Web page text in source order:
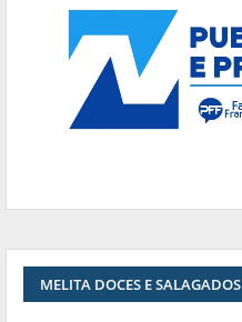
MELITA DOCES E SALAGADOS